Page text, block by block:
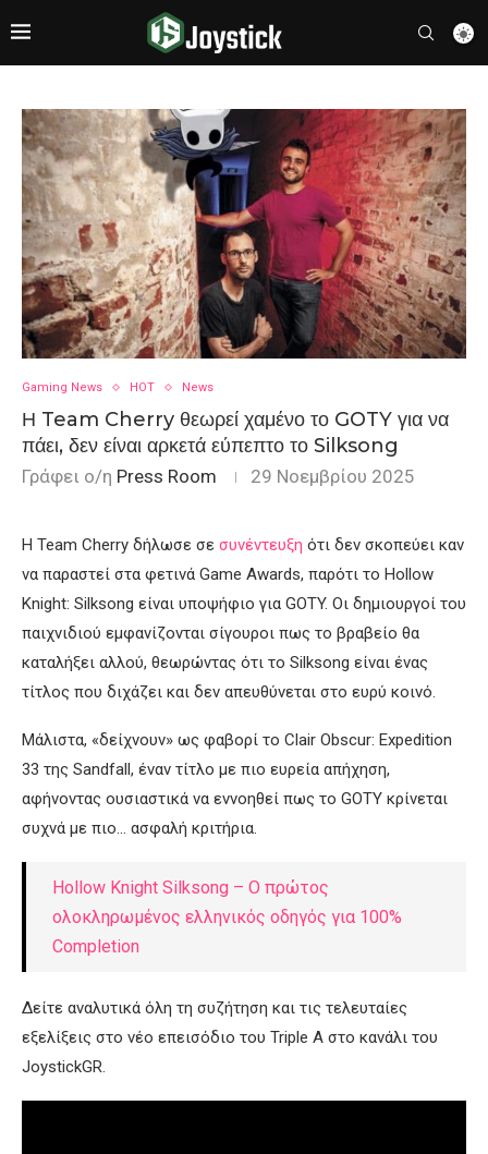
Gaming News HOT News
Η Team Cherry θεωρεί χαμένο το GOTY για να
πάει, δεν είναι αρκετά εύπεπτο το Silksong
Γράφει ο/η Press Room 29 Νοεμβρίου 2025
Η Team Cherry δήλωσε σε συνέντευξη ότι δεν σκοπεύει καν
να παραστεί στα φετινά Game Awards, παρότι το Hollow
Knight: Silksong είναι υποψήφιο για GOTY. Οι δημιουργοί του
παιχνιδιού εμφανίζονται σίγουροι πως το βραβείο θα
καταλήξει αλλού, θεωρώντας ότι το Silksong είναι ένας
τίτλος που διχάζει και δεν απευθύνεται στο ευρύ κοινό.
Μάλιστα, «δείχνουν» ως φαβορί το Clair Obscur: Expedition
33 της Sandfall, έναν τίτλο με πιο ευρεία απήχηση,
αφήνοντας ουσιαστικά να εννοηθεί πως το GOTY κρίνεται
συχνά με πιο… ασφαλή κριτήρια.
Hollow Knight Silksong – Ο πρώτος
ολοκληρωμένος ελληνικός οδηγός για 100%
Completion
Δείτε αναλυτικά όλη τη συζήτηση και τις τελευταίες
εξελίξεις στο νέο επεισόδιο του Triple A στο κανάλι του
JoystickGR.